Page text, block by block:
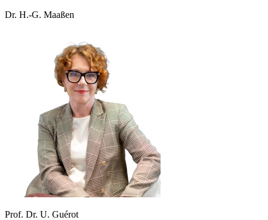
Dr. H.-G. Maaßen
Prof. Dr. U. Guérot